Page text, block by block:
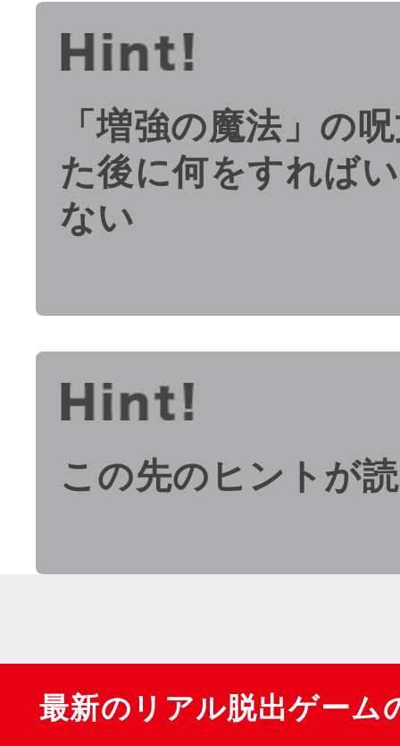
「増強の魔法」の
た後に何をすれば
ない
この先のヒントが
最新のリアル脱出ゲーム